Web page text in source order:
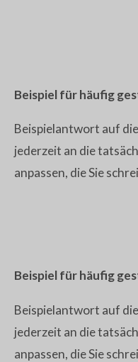
Beispiel für häufig
Beispielantwort auf
jederzeit an die
anpassen, die Sie
Beispiel für häufig
Beispielantwort auf
jederzeit an die
anpassen, die Sie